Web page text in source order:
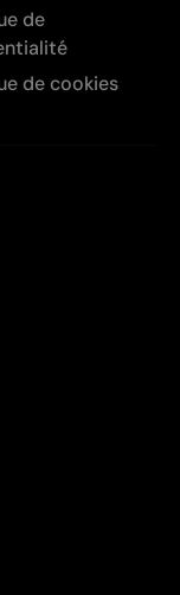
de
de cookies